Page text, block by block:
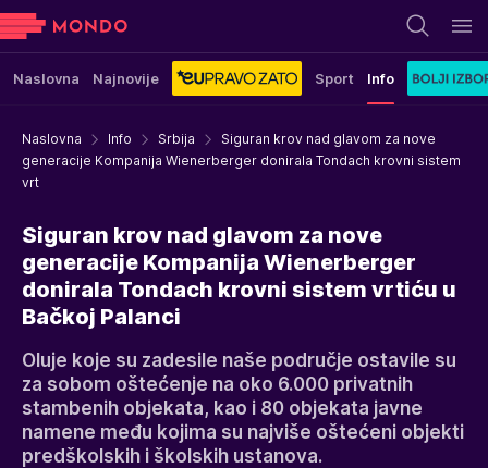
Naslovna Najnovije Sport Info
Naslovna Info Srbija
Siguran krov nad glavom za nove
generacije Kompanija Wienerberger donirala Tondach krovni sistem
vrt
Siguran krov nad glavom za nove
generacije Kompanija Wienerberger
donirala Tondach krovni sistem vrtiću u
Bačkoj Palanci
Oluje koje su zadesile naše područje ostavile su
za sobom oštećenje na oko 6.000 privatnih
stambenih objekata, kao i 80 objekata javne
namene među kojima su najviše oštećeni objekti
predškolskih i školskih ustanova.